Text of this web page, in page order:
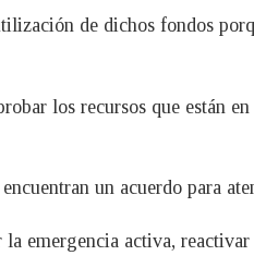
de dichos fondos
los recursos que están
un acuerdo para
emergencia activa,